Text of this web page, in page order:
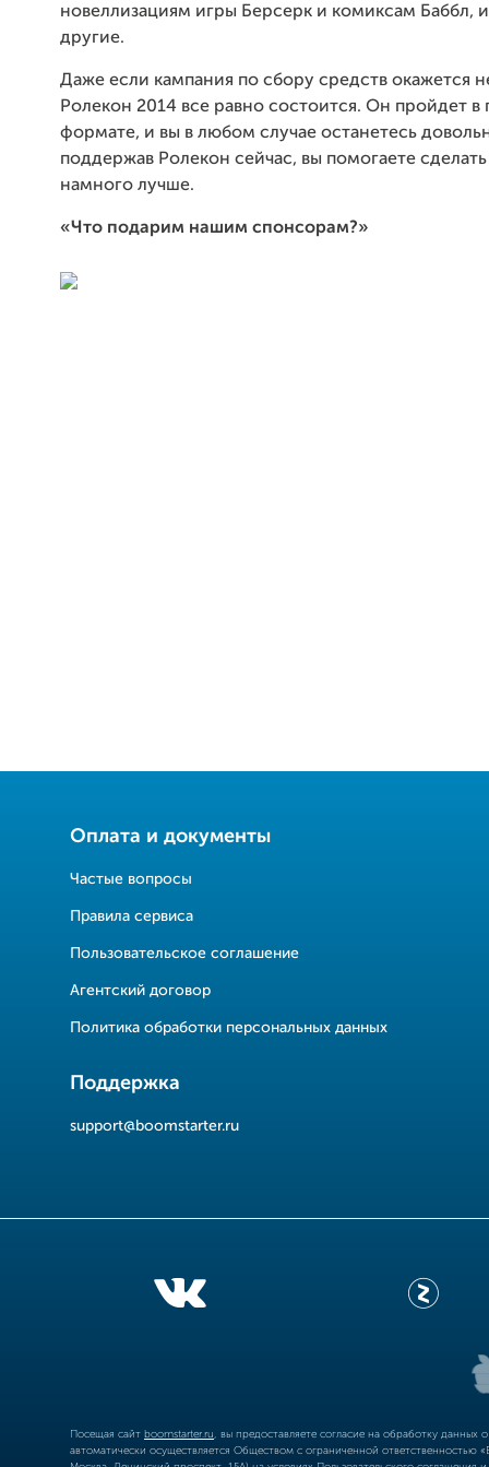
новеллизациям игры Берсерк и комиксам Баббл,
другие.
Даже если кампания по сбору средств окажется
Ролекон 2014 все равно состоится. Он пройдет
формате, и вы в любом случае останетесь
поддержав Ролекон сейчас, вы помогаете
намного лучше.
«Что подарим нашим спонсорам?»
Оплата и документы
Частые вопросы
Правила сервиса
Пользовательское соглашение
Агентский договор
Политика обработки персональных данных
Поддержка
support@boomstarter.ru
Посещая сайт boomstarter.ru , вы предоставляете согласие на обработку
автоматически осуществляется Обществом с ограниченной